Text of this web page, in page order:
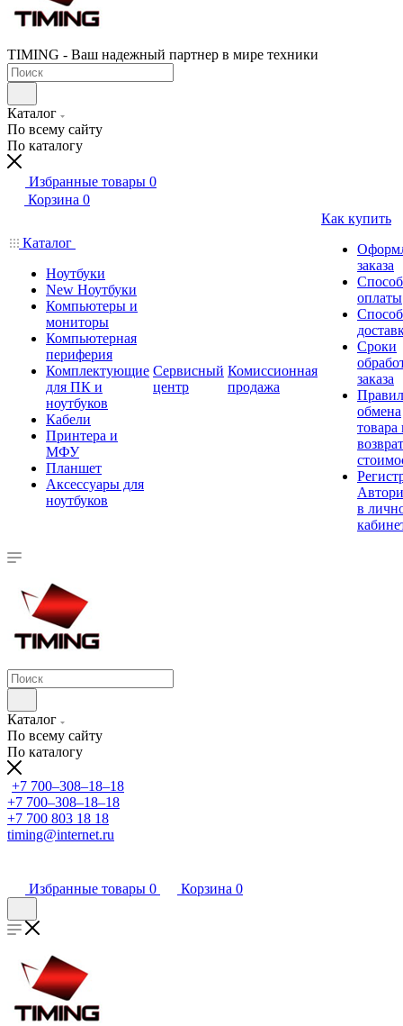
TIMING - Ваш надежный партнер в мире техники
Каталог
По всему сайту
По каталогу
Избранные товары 0
Корзина 0
Каталог
Ноутбуки
New Ноутбуки
Компьютеры и
мониторы
Компьютерная
периферия
Комплектующие
для ПК и
ноутбуков
Кабели
Принтера и
МФУ
Планшет
Аксессуары для
ноутбуков
Сервисный
центр
Комиссионная
продажа
Как купить
заказа
оплаты
Сроки
заказа
обмена
товара
в
Каталог
По всему сайту
По каталогу
+7 700‒308‒18‒18
+7 700‒308‒18‒18
+7 700 803 18 18
timing@internet.ru
Избранные товары 0 Корзина 0